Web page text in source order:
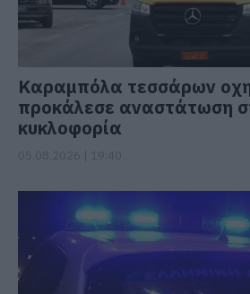
Καραμπόλα τεσσάρων
προκάλεσε αναστάτωση
κυκλοφορία